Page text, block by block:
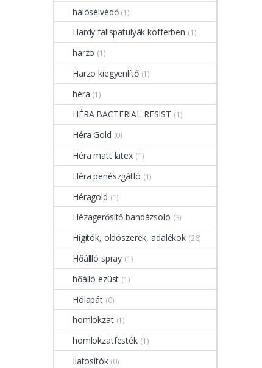
hálósélvédő (1)
Hardy falispatulyák kofferben (1)
harzo (1)
Harzo kiegyenlítő (1)
héra (1)
HÉRA BACTERIAL RESIST (1)
Héra Gold (0)
Héra matt latex (1)
Héra penészgátló (1)
Héragold (1)
Hézagerősítő bandázsoló (3)
Hígítók, oldószerek, adalékok (26)
Hőállló spray (1)
hőálló ezüst (1)
Hólapát (0)
homlokzat (1)
homlokzatfesték (1)
Ilatosítók (0)